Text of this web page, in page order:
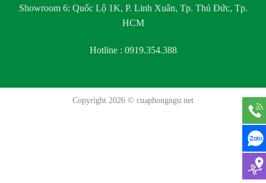
Showroom 6: Quốc Lộ 1K, P. Linh Xuân, Tp. Thủ Đức, Tp.
HCM
Hotline : 0919.354.388
Copyright 2026 © cuaphongngu.net